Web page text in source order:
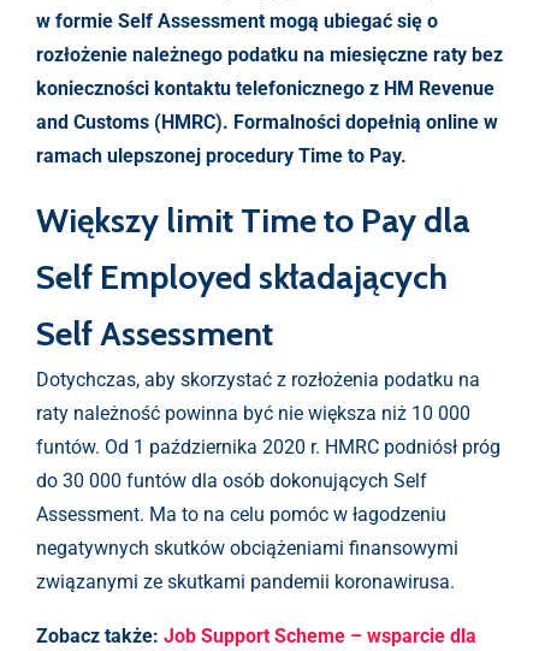
w formie Self Assessment mogą ubiegać się o
rozłożenie należnego podatku na miesięczne raty bez
konieczności kontaktu telefonicznego z HM Revenue
and Customs (HMRC). Formalności dopełnią online w
ramach ulepszonej procedury Time to Pay.
Większy limit Time to Pay dla
Self Employed składających
Self Assessment
Dotychczas, aby skorzystać z rozłożenia podatku na
raty należność powinna być nie większa niż 10 000
funtów. Od 1 października 2020 r. HMRC podniósł próg
do 30 000 funtów dla osób dokonujących Self
Assessment. Ma to na celu pomóc w łagodzeniu
negatywnych skutków obciążeniami finansowymi
związanymi ze skutkami pandemii koronawirusa.
Zobacz także: Job Support Scheme – wsparcie dla